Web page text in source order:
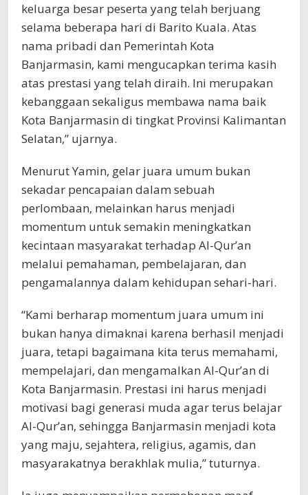
keluarga besar peserta yang telah berjuang
selama beberapa hari di Barito Kuala. Atas
nama pribadi dan Pemerintah Kota
Banjarmasin, kami mengucapkan terima kasih
atas prestasi yang telah diraih. Ini merupakan
kebanggaan sekaligus membawa nama baik
Kota Banjarmasin di tingkat Provinsi Kalimantan
Selatan,” ujarnya.
Menurut Yamin, gelar juara umum bukan
sekadar pencapaian dalam sebuah
perlombaan, melainkan harus menjadi
momentum untuk semakin meningkatkan
kecintaan masyarakat terhadap Al-Qur’an
melalui pemahaman, pembelajaran, dan
pengamalannya dalam kehidupan sehari-hari.
“Kami berharap momentum juara umum ini
bukan hanya dimaknai karena berhasil menjadi
juara, tetapi bagaimana kita terus memahami,
mempelajari, dan mengamalkan Al-Qur’an di
Kota Banjarmasin. Prestasi ini harus menjadi
motivasi bagi generasi muda agar terus belajar
Al-Qur’an, sehingga Banjarmasin menjadi kota
yang maju, sejahtera, religius, agamis, dan
masyarakatnya berakhlak mulia,” tuturnya.